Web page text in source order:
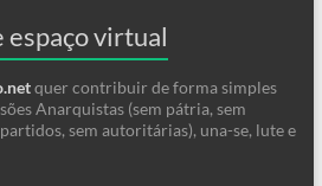
espaço virtual
quer contribuir de forma simples
Anarquistas (sem pátria, sem
sem autoritárias), una-se, lute e